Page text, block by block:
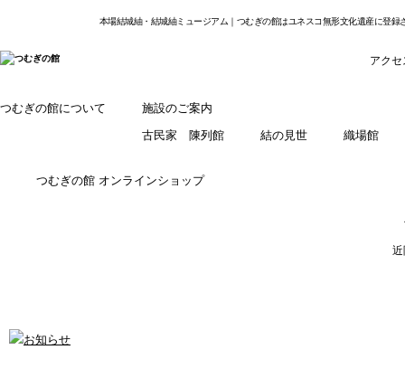
本場結城紬・結城紬ミュージアム｜つむぎの館はユネスコ無形文化遺産に登
アクセ
つむぎの館について
施設のご案内
古民家 陳列館
結の見世 織場館
つむぎの館 オンラインショップ